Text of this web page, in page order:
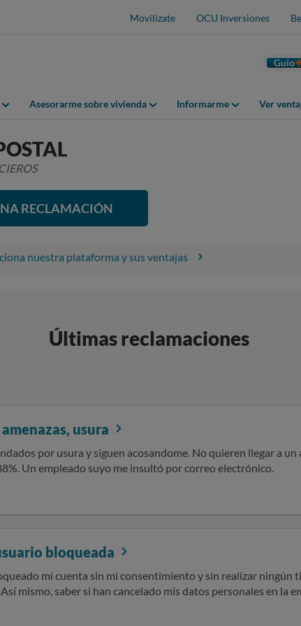
Movilízate OCU Inversiones
Guio
Asesorarme sobre vivienda Informarme Ver
RECLAMACIÓN
nuestra plataforma y sus ventajas
Últimas reclamaciones
usura
por usura y siguen acosandome. No quieren llegar a
supera el 288%. Un empleado suyo me insultó por correo electrónico.
bloqueada
mi cuenta sin mi consentimiento y sin realizar ningún
mis datos personales en la empresa EXIPAGO al haberme acogido a